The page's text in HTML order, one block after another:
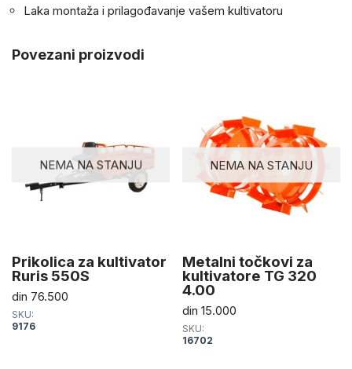
Laka montaža i prilagođavanje vašem kultivatoru
Povezani proizvodi
NEMA NA STANJU
Prikolica za kultivator
Ruris 550S
din 76.500
SKU:
9176
NEMA NA STANJU
Metalni točkovi za
kultivatore TG 320
4.00
din 15.000
SKU:
16702